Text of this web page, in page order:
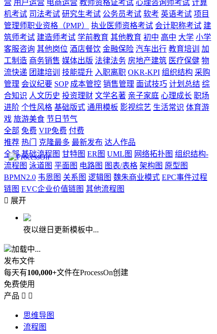
营 用户运营 电商运营 教师资格证考试 心理咨询师考试 计算
机考试 司法考试 研究生考试 公务员考试 软考 英语考试 项目
管理师职业资格（PMP）
执业医师资格考试 会计职称考试 建
筑师考试 建造师考试 学前教育 其他教育 初中 高中 大学 小学
客服咨询 其他岗位 酒店餐饮 金融保险 汽车出行 教育培训
加
工制造 商务销售 媒体出版 法律法务 房地产建筑 医疗保健 物
流快递 团建培训 技能提升 入职离职 OKR-KPI 组织结构 采购
管理 会议纪要 SOP 成本管控 销售管理 面试技巧 计划总结 综
合知识 人文历史 投资理财 文学名著 亲子家庭 心理成长 职场
进阶 个性风格 基础版式 通用模板 影视综艺 生活常识 体育游
戏 旅游美食 节日节气
全部 免费 VIP免费 付费
推荐 热门 克隆最多 最新发布 达人作品
全部 基础流程图 甘特图 ER图 UML图 网络拓扑图 组织结构-
流程图 泳道图 平面图 电路图 图表/表格 架构图 原型图
BPMN2.0 韦恩图 关系图 逻辑图 魏朱商业模式 EPC事件过程
链图 EVC企业价值链图 其他流程图
 展开
夜以继日更新模板中...
加载中...
发布文件
每天有100,000+文件在ProcessOn创建
免费使用
产品  
思维导图
流程图